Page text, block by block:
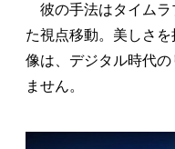
彼の手法はタイムラ
た視点移動。美しさ
像は、デジタル時代
ません。